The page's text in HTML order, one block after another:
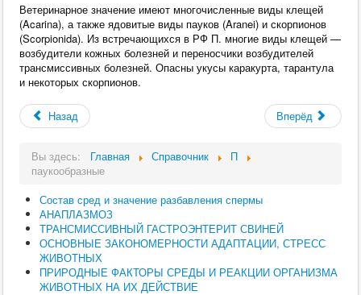
Ветеринарное значение имеют многочисленные виды клещей
(Acarina), а также ядовитые виды пауков (Aranei) и скорпионов
(Scorpionida). Из встречающихся в РФ П. многие виды клещей —
возбудители кожных болезней и переносчики возбудителей
трансмиссивных болезней. Опасны укусы каракурта, тарантула
и некоторых скорпионов.
Назад Вперёд
Вы здесь: Главная Справочник
П
паукообразные
Состав сред и значение разбавления спермы
АНАПЛАЗМОЗ
ТРАНСМИССИВНЫЙ ГАСТРОЭНТЕРИТ СВИНЕЙ
ОСНОВНЫЕ ЗАКОНОМЕРНОСТИ АДАПТАЦИИ, СТРЕСС
ЖИВОТНЫХ
ПРИРОДНЫЕ ФАКТОРЫ СРЕДЫ И РЕАКЦИИ ОРГАНИЗМА
ЖИВОТНЫХ НА ИХ ДЕЙСТВИЕ